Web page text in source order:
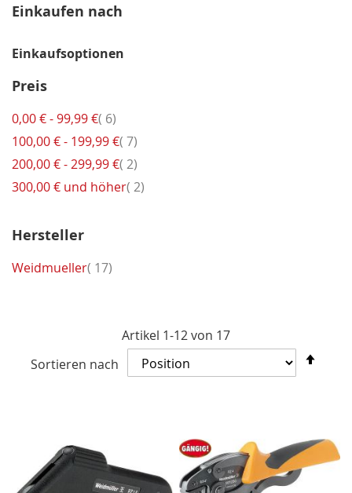
Artikel 1-12von 17
Sortieren nach
Einkaufen nach
Einkaufsoptionen
Preis
0,00 €-99,99 € 6Artikel
100,00 €- 199,99 € 7Artikel
200,00 €-299,99 € 2Artikel
300,00 € und höher 2Artikel
Hersteller
Weidmueller 17Artikel